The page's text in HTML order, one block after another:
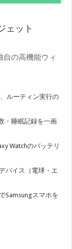
ェット
の高機能ウィ
ルーティン実行の
・睡眠記録を一画
Watchのバッテリ
バイス（電球・エ
Samsungスマホを